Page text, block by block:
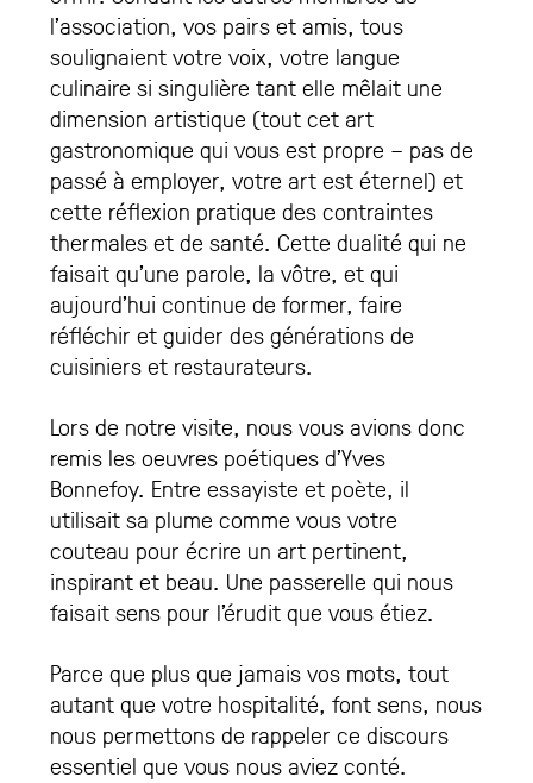
l’association, vos pairs et amis, tous
soulignaient votre voix, votre langue
culinaire si singulière tant elle mêlait une
dimension artistique (tout cet art
gastronomique qui vous est propre – pas de
passé à employer, votre art est éternel) et
cette réflexion pratique des contraintes
thermales et de santé. Cette dualité qui ne
faisait qu’une parole, la vôtre, et qui
aujourd’hui continue de former, faire
réfléchir et guider des générations de
cuisiniers et restaurateurs.
Lors de notre visite, nous vous avions donc
remis les oeuvres poétiques d’Yves
Bonnefoy. Entre essayiste et poète, il
utilisait sa plume comme vous votre
couteau pour écrire un art pertinent,
inspirant et beau. Une passerelle qui nous
faisait sens pour l’érudit que vous étiez.
Parce que plus que jamais vos mots, tout
autant que votre hospitalité, font sens, nous
nous permettons de rappeler ce discours
essentiel que vous nous aviez conté.